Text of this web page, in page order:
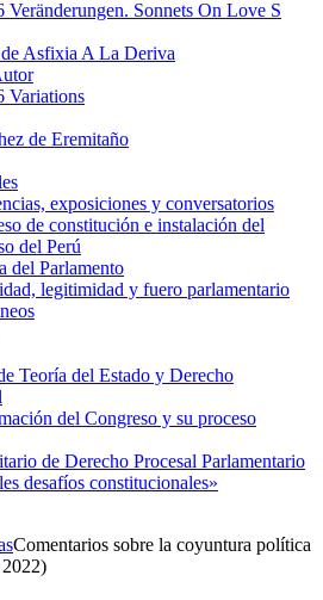
Veränderungen. Sonnets On Love S
Asfixia A La Deriva
Variations
de Eremitaño
exposiciones y conversatorios
de constitución e instalación del
del Perú
del Parlamento
legitimidad y fuero parlamentario
Teoría del Estado y Derecho
del Congreso y su proceso
de Derecho Procesal Parlamentario
desafíos constitucionales»
Comentarios sobre la coyuntura política